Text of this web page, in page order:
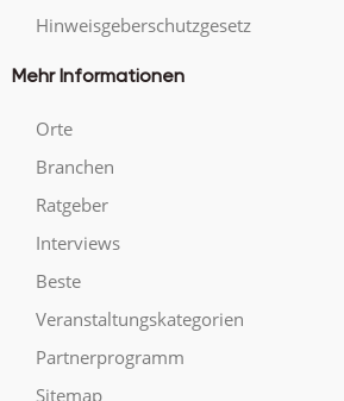
Hinweisgeberschutzgesetz
Mehr Informationen
Orte
Branchen
Ratgeber
Interviews
Beste
Veranstaltungskategorien
Partnerprogramm
Sitemap